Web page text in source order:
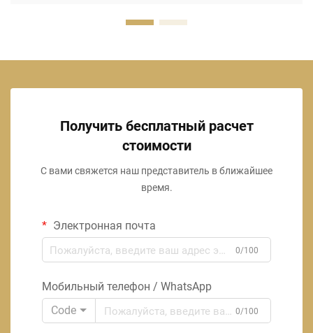
Получить бесплатный расчет
стоимости
С вами свяжется наш представитель в ближайшее
время.
Электронная почта
0/100
Мобильный телефон / WhatsApp
Code
0/100